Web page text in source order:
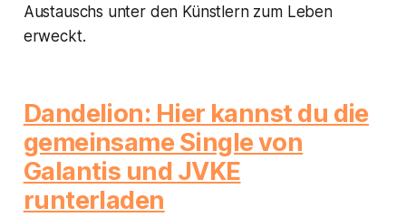
Austauschs unter den Künstlern zum Leben
erweckt.
Dandelion: Hier kannst du die
gemeinsame Single von
Galantis und JVKE
runterladen